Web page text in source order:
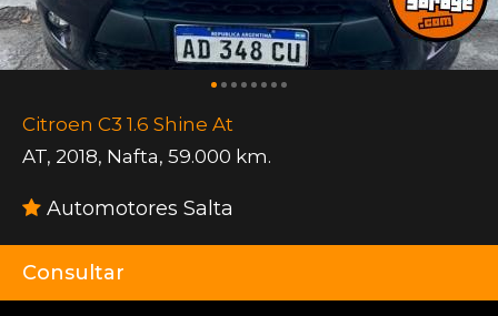
Citroen C3 1.6 Shine At
AT, 2018, Nafta, 59.000 km.
Automotores Salta
Consultar